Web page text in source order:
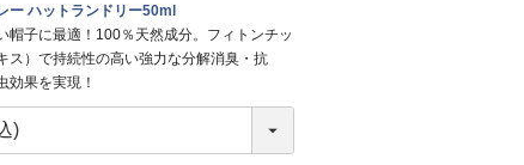
ー ハットランドリー50ml
帽子に最適！100％天然成分。フィトンチッ
ス）で持続性の高い強力な分解消臭・抗
効果を実現！